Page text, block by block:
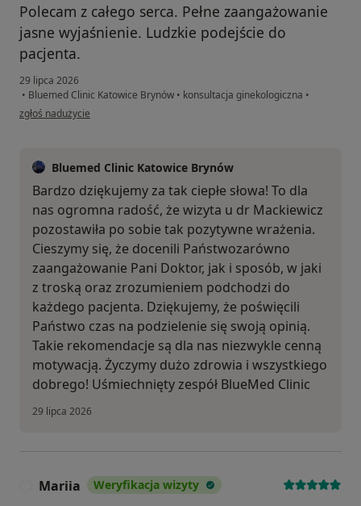
Polecam z całego serca. Pełne zaangażowanie
jasne wyjaśnienie. Ludzkie podejście do
pacjenta.
29 lipca 2026
• Bluemed Clinic Katowice Brynów • konsultacja ginekologiczna •
w opinii użytkownika Anonim
zgłoś nadużycie
Bluemed Clinic Katowice Brynów
Bardzo dziękujemy za tak ciepłe słowa! To dla
nas ogromna radość, że wizyta u dr Mackiewicz
pozostawiła po sobie tak pozytywne wrażenia.
Cieszymy się, że docenili Państwozarówno
zaangażowanie Pani Doktor, jak i sposób, w jaki
z troską oraz zrozumieniem podchodzi do
każdego pacjenta. Dziękujemy, że poświęcili
Państwo czas na podzielenie się swoją opinią.
Takie rekomendacje są dla nas niezwykle cenną
motywacją. Życzymy dużo zdrowia i wszystkiego
dobrego! Uśmiechnięty zespół BlueMed Clinic
29 lipca 2026
Mariia Weryfikacja wizyty